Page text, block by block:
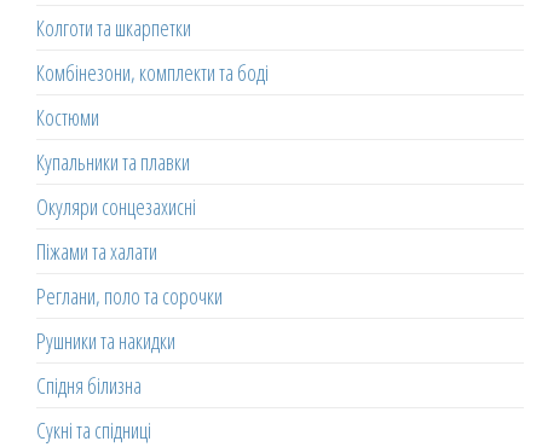
Колготи та шкарпетки
Комбінезони, комплекти та боді
Костюми
Купальники та плавки
Окуляри сонцезахисні
Піжами та халати
Реглани, поло та сорочки
Рушники та накидки
Спідня білизна
Сукні та спідниці